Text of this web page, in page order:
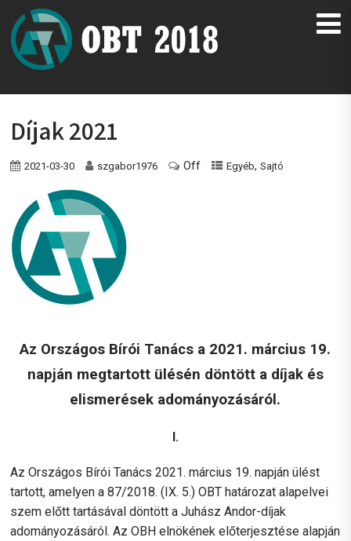
Díjak 2021
2021-03-30 szgabor1976 Off Egyéb,Sajtó
Az Országos Bírói Tanács a 2021. március 19.
napján megtartott ülésén döntött a díjak és
elismerések adományozásáról.
I.
Az Országos Bírói Tanács 2021. március 19. napján ülést
tartott, amelyen a 87/2018. (IX. 5.) OBT határozat alapelvei
szem előtt tartásával döntött a Juhász Andor-díjak
adományozásáról. Az OBH elnökének előterjesztése alapján